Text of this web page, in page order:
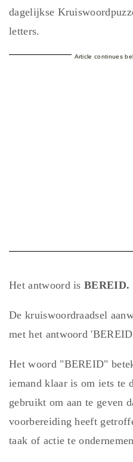
dagelijkse
letters.
Article continues
Het antwoord isBEREID.
De kruiswoordraadsel
met het antwoord
Het woord "BEREID"
iemand klaar is om iets te
gebruikt om aan te geven
voorbereiding heeft
taak of actie te